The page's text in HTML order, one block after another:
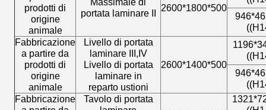
prodotti di
origine
animale
portata laminare II 2600*1800*500
Fabbricazione
a partire da
prodotti di
origine
animale
Livello di portata
laminare III,IV
Livello di portata
laminare in
reparto ustioni
2600*1400*500
Fabbricazione
Tavolo di portata